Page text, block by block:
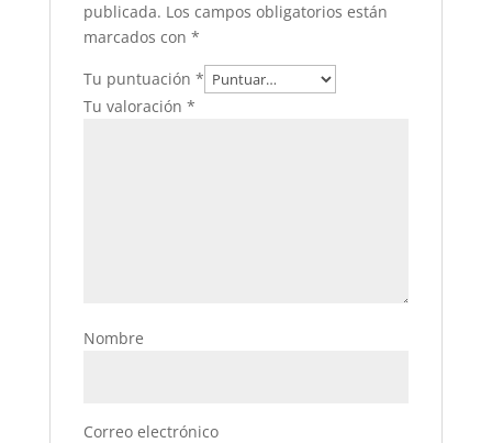
publicada. Los campos obligatorios están
marcados con *
Tu puntuación *
Tu valoración *
Nombre
Correo electrónico